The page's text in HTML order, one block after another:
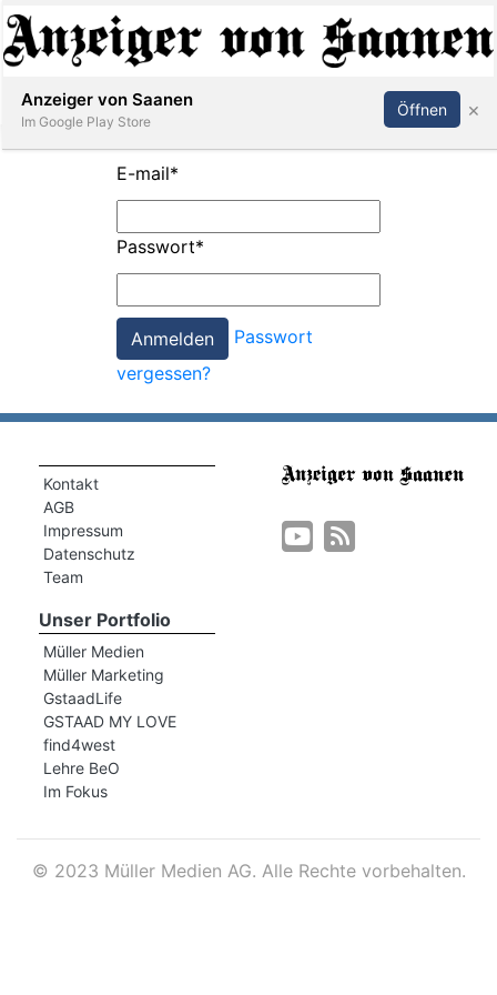
Abonnieren Anmelden
E-mail*
Passwort*
Passwort
vergessen?
Kontakt
AGB
Impressum
Datenschutz
Team
Unser Portfolio
Müller Medien
Müller Marketing
GstaadLife
GSTAAD MY LOVE
find4west
Lehre BeO
Im Fokus
© 2023 Müller Medien AG. Alle Rechte vorbehalten.
Anzeiger von Saanen
Im Google Play Store
Öffnen ×